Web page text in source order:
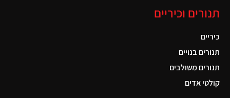
תנורים וכיריים
כיריים
תנורים בנויים
תנורים משולבים
קולטי אדים